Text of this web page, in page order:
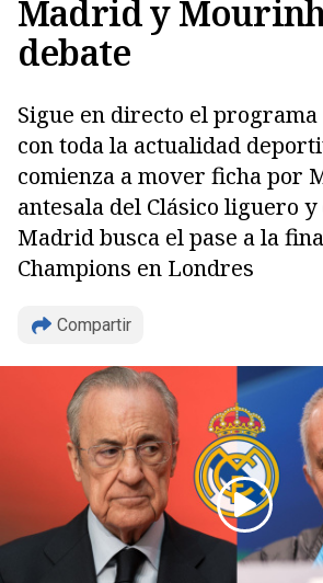
Madrid y
debate
Sigue en directo el programa
con toda la actualidad
comienza a mover ficha por
antesala del Clásico liguero
Madrid busca el pase a la
Champions en Londres
Compartir
Copiar